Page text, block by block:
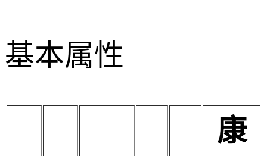
基本属性
康